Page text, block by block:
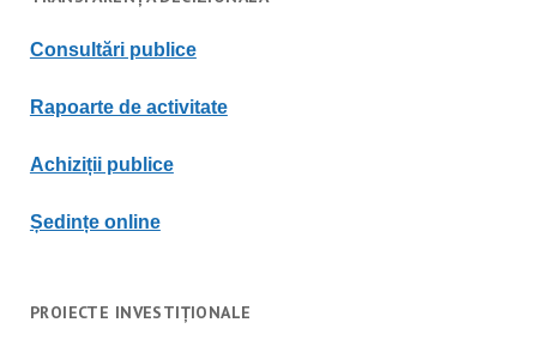
Consultări publice
Rapoarte de activitate
Achiziții publice
Ședințe online
PROIECTE INVESTIȚIONALE